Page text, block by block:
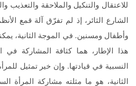
للاعتقال والتنكيل والملاحقة
الشارع الثائر، إذ لم تفرّق آلة قمع
وأطفال ومسنين. في الموجة الثانية،
هذا الإطار، هما كثافة المشاركة في
النسبية في قيادتها. وإن خير تمثيل
الثانية، هو ما مثلته مشاركة المرأة